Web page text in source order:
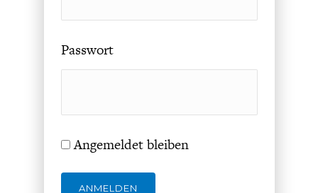
Passwort
Angemeldet bleiben
ANMELDEN